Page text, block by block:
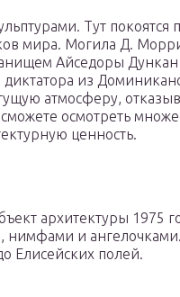
Тут покоятся
мира. Могила Д.
Айседоры
из
атмосферу,
осмотреть
ценность.
архитектуры 1975
и
Елисейских полей.